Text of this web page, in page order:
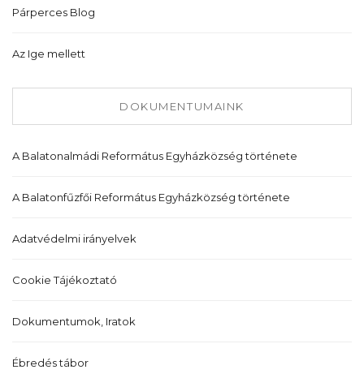
Párperces Blog
Az Ige mellett
DOKUMENTUMAINK
A Balatonalmádi Református Egyházközség története
A Balatonfűzfői Református Egyházközség története
Adatvédelmi irányelvek
Cookie Tájékoztató
Dokumentumok, Iratok
Ébredés tábor